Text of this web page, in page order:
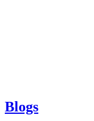
Blogs